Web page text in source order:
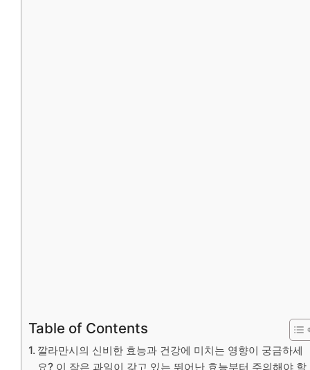
Table of Contents
깔라만시의 신비한 효능과 건강에 미치는 영향이 궁금하세
요? 이 작은 과일이 갖고 있는 뛰어난 효능부터 주의해야 할